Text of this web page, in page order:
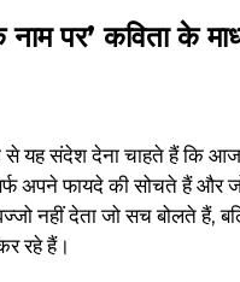
पर’ कविता के
से यह संदेश देना चाहते हैं कि
अपने फायदे की सोचते हैं
नहीं देता जो सच बोलते हैं,
रहे हैं।